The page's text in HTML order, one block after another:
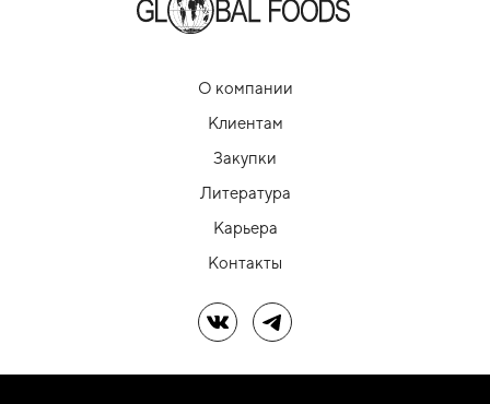
О компании
Клиентам
Закупки
Литература
Карьера
Контакты
Мы в ВКМы в Telegram